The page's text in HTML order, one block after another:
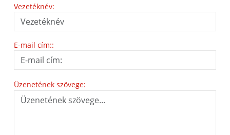
Vezetéknév:
E-mail cím::
Üzenetének szövege: